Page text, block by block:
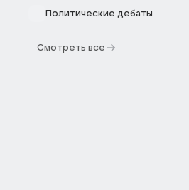
Политические дебаты
Смотреть все